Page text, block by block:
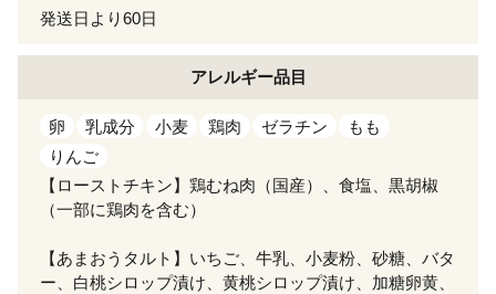
発送日より60日
アレルギー品目
卵 乳成分 小麦 鶏肉 ゼラチン
もも
りんご
【ローストチキン】鶏むね肉（国産）、食塩、黒胡椒
（一部に鶏肉を含む）
【あまおうタルト】いちご、牛乳、小麦粉、砂糖、バタ
ー、白桃シロップ漬け、黄桃シロップ漬け、加糖卵黄、